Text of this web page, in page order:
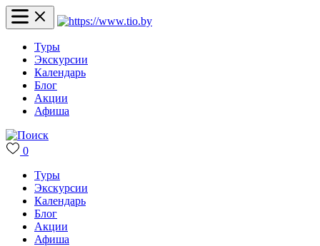
Туры
Экскурсии
Календарь
Блог
Акции
Афиша
0
Туры
Экскурсии
Календарь
Блог
Акции
Афиша